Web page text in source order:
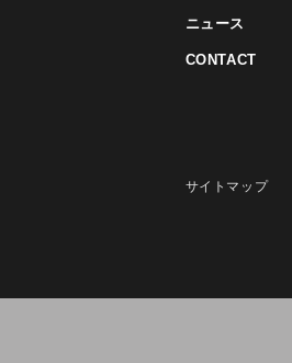
ニュース
CONTACT
サイトマップ